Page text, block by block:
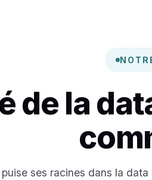
de la
ses racines dans la